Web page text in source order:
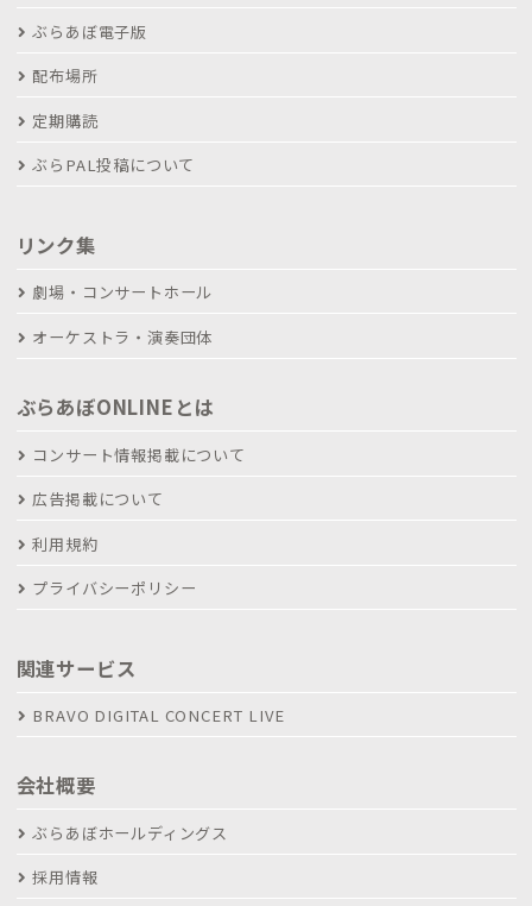
ぶらあぼ電子版
配布場所
定期購読
ぶらPAL投稿について
リンク集
劇場・コンサートホール
オーケストラ・演奏団体
ぶらあぼONLINEとは
コンサート情報掲載について
広告掲載について
利用規約
プライバシーポリシー
関連サービス
BRAVO DIGITAL CONCERT LIVE
会社概要
ぶらあぼホールディングス
採用情報